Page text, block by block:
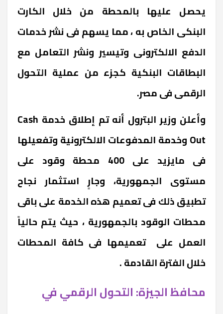
يحصل عليها بالمحطة من خلال الكارت
البنكى الخاص به ، مما يسهم فى نشر خدمات
الدفع الالكترونى وتيسير ونشر التعامل مع
البطاقات البنكية كجزء من عملية التحول
الرقمى فى مصر.
وأعلن وزير البترول أنه تم إطلاق خدمة Cash
Out وخدمة المدفوعات الالكترونية وتفعيلها
فى مايزيد على 400 محطة وقود على
مستوى الجمهورية، وجارٍ استثمار نجاح
تطبيق ذلك فى تعميم هذه الخدمة على باقى
محطات الوقود بالجمهورية ، حيث يتم حالياً
العمل على تعميمها فى كافة المحطات
خلال الفترة القادمة .
محافظ الجيزة: التحول الرقمي في